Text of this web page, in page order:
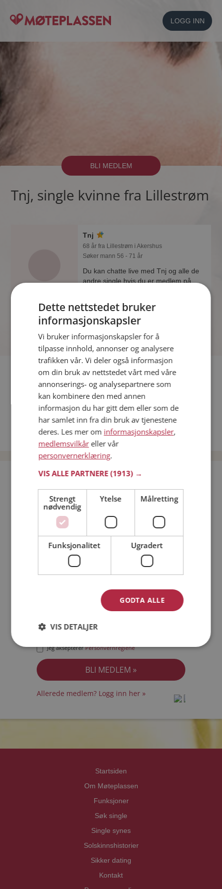
LOGG INN
BLI MEDLEM
Tnj, single kvinne fra Lillestrøm
Tnj
68 år fra Lillestrøm i Akershus
Søker mann 56 - 71 år
Du kan chatte live med Tnj og alle de
andre single hvis du er medlem på
Fler single
Flere singlekvinner fra Lillestrøm: Verostein
Menn fra Lillestrøm
Date kvinner i Norge
Date menn i Norge
Bli medlem gratis!
Jeg er en:
Jeg akseptererPersonvernreglene
Allerede medlem? Logg inn her »
Startsiden
Om Møteplassen
Funksjoner
Søk single
Single synes
Solskinnshistorier
Sikker dating
Kontakt
Dette nettstedet bruker
informasjonskapsler
Vi bruker informasjonskapsler for å
tilpasse innhold, annonser og analysere
trafikken vår. Vi deler også informasjon
om din bruk av nettstedet vårt med våre
annonserings- og analysepartnere som
kan kombinere den med annen
informasjon du har gitt dem eller som de
har samlet inn fra din bruk av tjenestene
deres. Les mer om informasjonskapsler,
medlemsvilkåreller vår
personvernerklæring.
VIS ALLE PARTNERE(1913) →
Strengt
nødvendig
Ytelse Målretting
Funksjonalitet Ugradert
GODTA ALLE
VIS DETALJER